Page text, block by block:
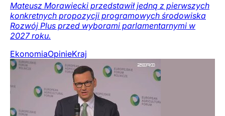
Mateusz Morawiecki przedstawił jedną z pierwszych
konkretnych propozycji programowych środowiska
Rozwój Plus przed wyborami parlamentarnymi w
2027 roku.
EkonomiaOpinieKraj